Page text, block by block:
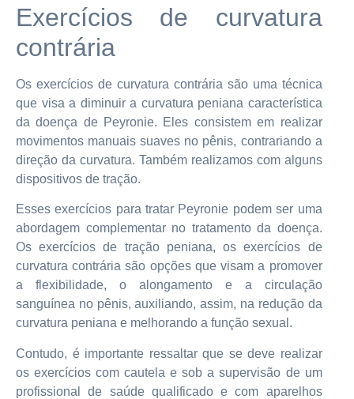
Exercícios de curvatura
contrária
Os exercícios de curvatura contrária são uma técnica
que visa a diminuir a curvatura peniana característica
da doença de Peyronie. Eles consistem em realizar
movimentos manuais suaves no pênis, contrariando a
direção da curvatura. Também realizamos com alguns
dispositivos de tração.
Esses exercícios para tratar Peyronie podem ser uma
abordagem complementar no tratamento da doença.
Os exercícios de tração peniana, os exercícios de
curvatura contrária são opções que visam a promover
a flexibilidade, o alongamento e a circulação
sanguínea no pênis, auxiliando, assim, na redução da
curvatura peniana e melhorando a função sexual.
Contudo, é importante ressaltar que se deve realizar
os exercícios com cautela e sob a supervisão de um
profissional de saúde qualificado e com aparelhos